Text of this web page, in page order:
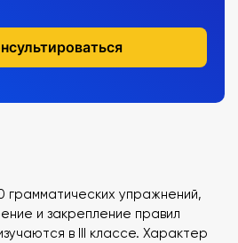
грамматических упражнений,
и закрепление правил
в III классе. Характер